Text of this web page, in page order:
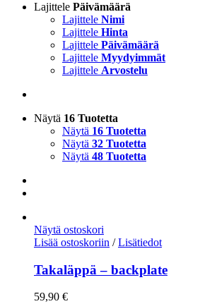
Lajittele Päivämäärä
Lajittele Nimi
Lajittele Hinta
Lajittele Päivämäärä
Lajittele Myydyimmät
Lajittele Arvostelu
Näytä 16 Tuotetta
Näytä 16 Tuotetta
Näytä 32 Tuotetta
Näytä 48 Tuotetta
Näytä ostoskori
Lisää ostoskoriin / Lisätiedot
Takaläppä – backplate
59,90 €